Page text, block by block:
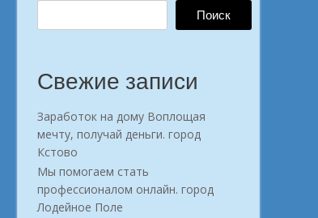
Поиск
Свежие записи
Заработок на дому Воплощая
мечту, получай деньги. город
Кстово
Мы помогаем стать
профессионалом онлайн. город
Лодейное Поле